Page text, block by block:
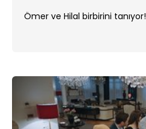
Ömer ve Hilal birbirini tanıyor!